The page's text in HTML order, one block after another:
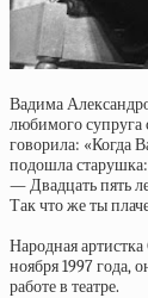
Вадима
любимого супруга
говорила: «Когда
подошла
— Двадцать пять
Так что же ты
Народная
ноября 1997 года,
работе в театре.